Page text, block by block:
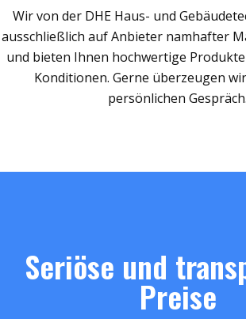
Wir von der DHE Haus- und
ausschließlich auf Anbieter namhafter
und bieten Ihnen hochwertige
Konditionen. Gerne überzeugen
persönlichen Gespräch.
Seriöse und
Preise